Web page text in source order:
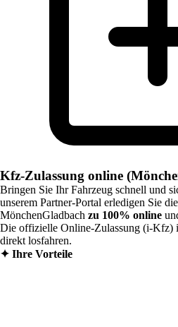
Kfz-Zulassung online
Bringen Sie Ihr Fahrzeug schnell und
unserem Partner-Portal erledigen Sie
MönchenGladbach zu 100% online
Die offizielle Online-Zulassung (i-Kfz)
direkt losfahren.
✦ Ihre Vorteile